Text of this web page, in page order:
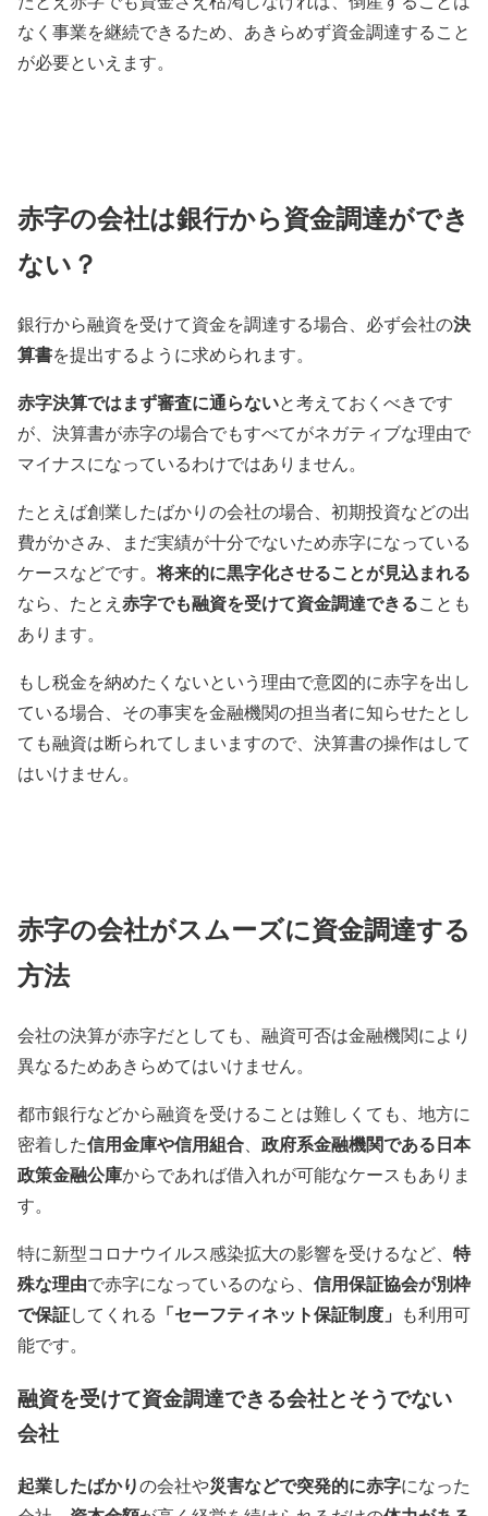
なく事業を継続できるため、あきらめず資金調達すること
が必要といえます。
赤字の会社は銀行から資金調達ができ
ない？
銀行から融資を受けて資金を調達する場合、必ず会社の決
算書を提出するように求められます。
赤字決算ではまず審査に通らないと考えておくべきです
が、決算書が赤字の場合でもすべてがネガティブな理由で
マイナスになっているわけではありません。
たとえば創業したばかりの会社の場合、初期投資などの出
費がかさみ、まだ実績が十分でないため赤字になっている
ケースなどです。将来的に黒字化させることが見込まれる
なら、たとえ 赤字でも融資を受けて資金調達できることも
あります。
もし税金を納めたくないという理由で意図的に赤字を出し
ている場合、その事実を金融機関の担当者に知らせたとし
ても融資は断られてしまいますので、決算書の操作はして
はいけません。
赤字の会社がスムーズに資金調達する
方法
会社の決算が赤字だとしても、融資可否は金融機関により
異なるためあきらめてはいけません。
都市銀行などから融資を受けることは難しくても、地方に
密着した信用金庫や信用組合 政府系金融機関である日本
政策金融公庫からであれば借入れが可能なケースもありま
す。
特に新型コロナウイルス感染拡大の影響を受けるなど、 特
殊な理由で赤字になっているのなら、 信用保証協会が別枠
で保証してくれる 「セーフティネット保証制度」 も利用可
能です。
融資を受けて資金調達できる会社とそうでない
会社
起業したばかりの会社や災害などで突発的に赤字になった